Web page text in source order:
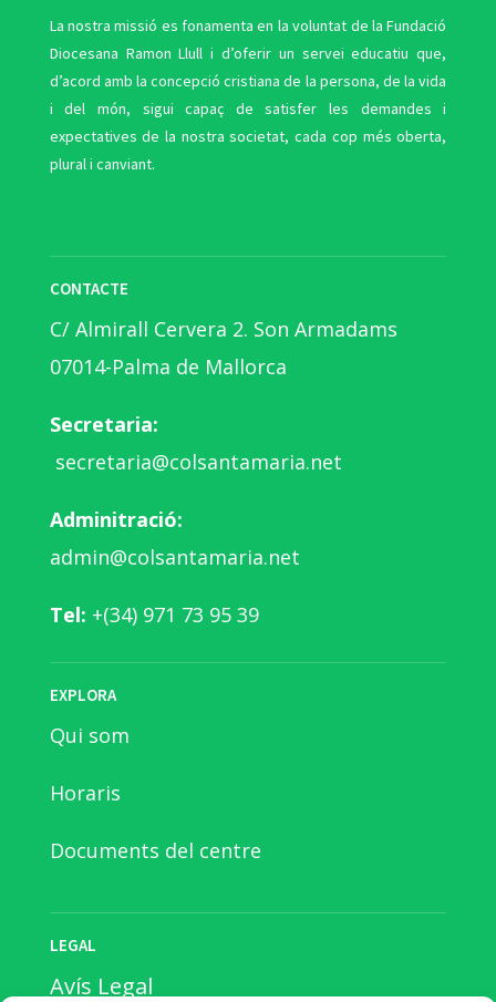
La nostra missió es fonamenta en la voluntat de la Fundació
Diocesana Ramon Llull i d’oferir un servei educatiu que,
d’acord amb la concepció cristiana de la persona, de la vida
i del món, sigui capaç de satisfer les demandes i
expectatives de la nostra societat, cada cop més oberta,
plural i canviant.
CONTACTE
C/ Almirall Cervera 2. Son Armadams
07014-Palma de Mallorca
Secretaria:
secretaria@colsantamaria.net
Adminitració:
admin@colsantamaria.net
Tel: +(34) 971 73 95 39
EXPLORA
Qui som
Horaris
Documents del centre
LEGAL
Avís Legal